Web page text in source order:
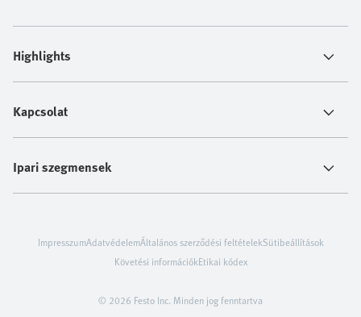
Highlights
Kapcsolat
Ipari szegmensek
© 2026 Festo Inc. Minden jog fenntartva
ImpresszumAdatvédelemÁltalános szerződési feltételekSütibeállítások
Követési információkEtikai kódex